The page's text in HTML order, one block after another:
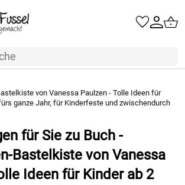
von Vanessa Paulzen - Tolle Ideen für
ganze Jahr, für Kinderfeste und zwischendurch
für Sie zu Buch -
Bastelkiste von Vanessa
Ideen für Kinder ab 2